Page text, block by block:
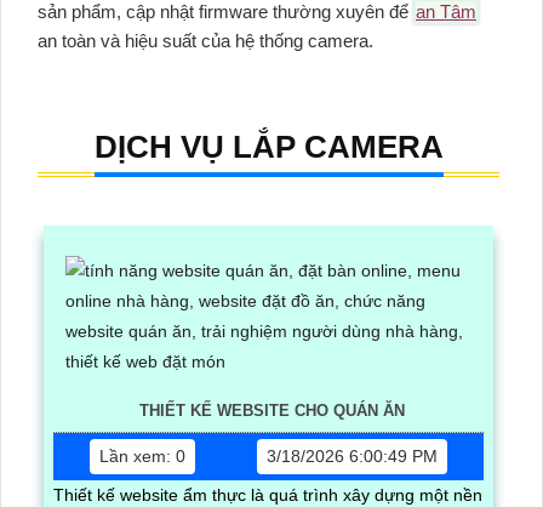
sản phẩm, cập nhật firmware thường xuyên để an Tâm
an toàn và hiệu suất của hệ thống camera.
DỊCH VỤ LẮP CAMERA
THIẾT KẾ WEBSITE CHO QUÁN ĂN
Lần xem: 0
3/18/2026 6:00:49 PM
Thiết kế website ẩm thực là quá trình xây dựng một nền